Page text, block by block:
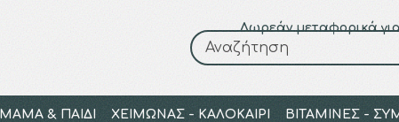
Δωρεάν μεταφορικά
Αναζήτηση
ΜΑΜΑ & ΠΑΙΔΙ ΧΕΙΜΩΝΑΣ - ΚΑΛΟΚΑΙΡΙ ΒΙΤΑΜΙΝΕΣ -